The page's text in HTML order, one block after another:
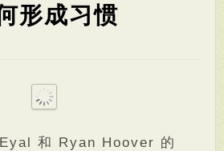
形成习惯
和 Ryan Hoover 的